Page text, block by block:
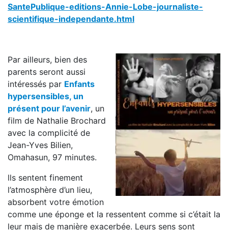
SantePublique-editions-Annie-Lobe-journaliste-
scientifique-independante.html
Par ailleurs, bien des
parents seront aussi
intéressés par Enfants
hypersensibles, un
présent pour l’avenir, un
film de Nathalie Brochard
avec la complicité de
Jean-Yves Bilien,
Omahasun, 97 minutes.
lls sentent finement
l’atmosphère d’un lieu,
absorbent votre émotion
comme une éponge et la ressentent comme si c’était la
leur mais de manière exacerbée. Leurs sens sont